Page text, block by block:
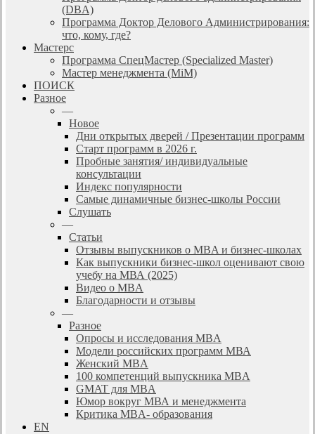
(DBА)
Программа Доктор Делового Администрирования:
что, кому, где?
Мастерс
Программа СпецМастер (Specialized Master)
Мастер менеджмента (MiM)
ПОИСК
Разное
—
Новое
Дни открытых дверей / Презентации программ
Старт программ в 2026 г.
Пробные занятия/ индивидуальные
консультации
Индекс популярности
Самые динамичные бизнес-школы России
Слушать
—
Статьи
Отзывы выпускников о MBA и бизнес-школах
Как выпускники бизнес-школ оценивают свою
учебу на МВА (2025)
Видео о MBA
Благодарности и отзывы
—
Разное
Опросы и исследования MBA
Модели российских программ МВА
Женский MBA
100 компетенций выпускника MBA
GMAT для MBA
Юмор вокруг МВА и менеджмента
Критика MBA- образования
EN